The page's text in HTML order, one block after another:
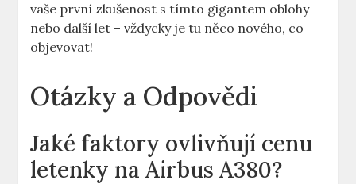
vaše první zkušenost ⁢s tímto gigantem oblohy
nebo další let – vždycky je tu něco nového, co
objevovat!
Otázky a Odpovědi
Jaké faktory ovlivňují cenu‍
letenky na Airbus A380?